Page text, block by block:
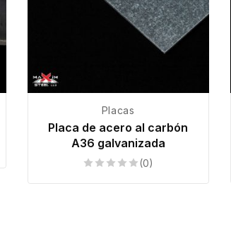
Placas
Placa de acero al carbón
A36 galvanizada
(0)